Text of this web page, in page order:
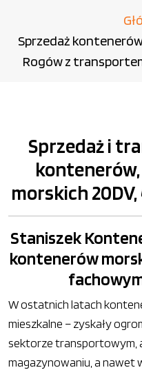
Sprzedaż
Rogów z
Sprzedaż i
morskich
Staniszek
kontenerów
W ostatnich latach
mieszkalne – zyskały
sektorze transportowym,
magazynowaniu, a nawet